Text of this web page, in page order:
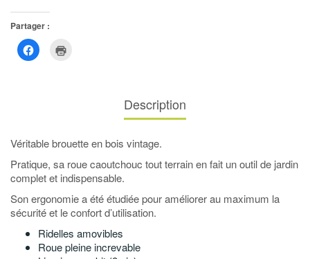
Partager :
Cliquez
pour
Description
Véritable brouette en bois vintage.
Pratique, sa roue caoutchouc tout terrain en fait un outil de jardin
complet et indispensable.
Son ergonomie a été étudiée pour améliorer au maximum la
sécurité et le confort d’utilisation.
Ridelles amovibles
Roue pleine increvable